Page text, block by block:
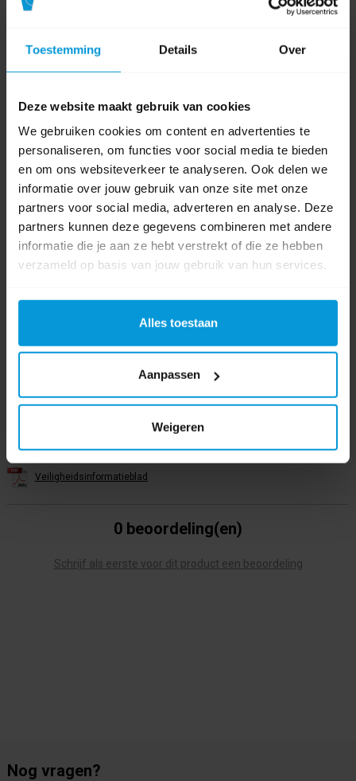
Toestemming Details Over
Deze website maakt gebruik van cookies
We gebruiken cookies om content en advertenties te
personaliseren, om functies voor social media te bieden
en om ons websiteverkeer te analyseren. Ook delen we
informatie over jouw gebruik van onze site met onze
partners voor social media, adverteren en analyse. Deze
partners kunnen deze gegevens combineren met andere
informatie die je aan ze hebt verstrekt of die ze hebben
verzameld op basis van jouw gebruik van hun services.
Alles toestaan
Aanpassen
Weigeren
H319 Veroorzaakt ernstige oogirritatie.
Product specificaties
Artikelnummer A16868
Luchtverfrisser Spray
Bestanden
Productinformatieblad
Veiligheidsinformatieblad
0 beoordeling(en)
Schrijf als eerste voor dit product een beoordeling
Nog vragen?